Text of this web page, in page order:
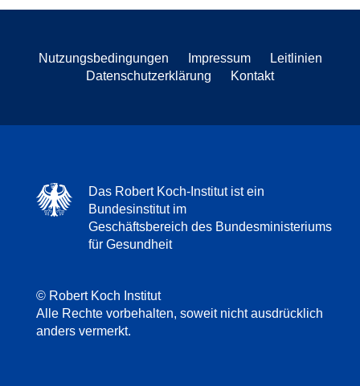
Nutzungsbedingungen Impressum
Leitlinien
Datenschutzerklärung
Kontakt
Das Robert Koch-Institut ist ein
Bundesinstitut im
Geschäftsbereich des Bundesministeriums
für Gesundheit
© Robert Koch Institut
Alle Rechte vorbehalten, soweit nicht ausdrücklich
anders vermerkt.